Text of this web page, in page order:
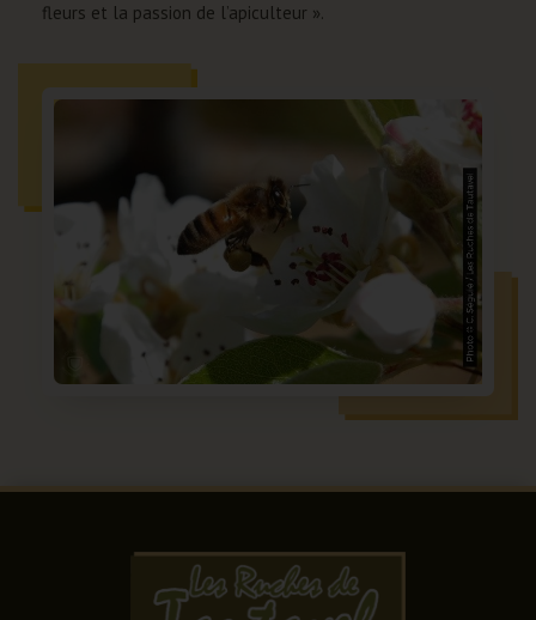
fleurs et la passion de l’apiculteur ».